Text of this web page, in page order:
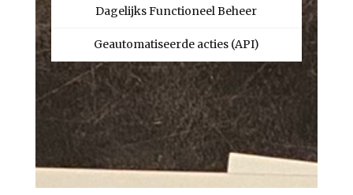
Dagelijks Functioneel Beheer
Geautomatiseerde acties (API)